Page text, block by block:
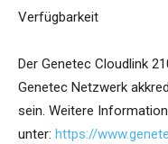
Verfügbarkeit
Der Genetec Cloudlink
Genetec Netzwerk
sein. Weitere
unter: https://